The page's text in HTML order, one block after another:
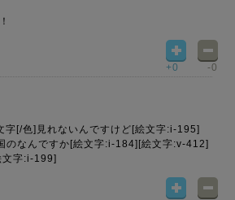
+0 -0
字[/色]見れないんですけど[絵文字:i-195]
のなんですか[絵文字:i-184][絵文字:v-412]
文字:i-199]